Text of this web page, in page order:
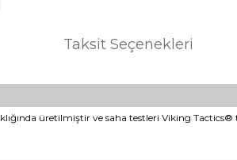
Taksit Seçenekleri
üretilmiştir ve saha testleri Viking